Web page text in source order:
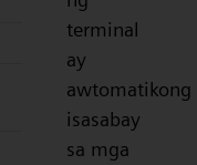
terminal
ay
awtomatikong
isasabay
sa mga